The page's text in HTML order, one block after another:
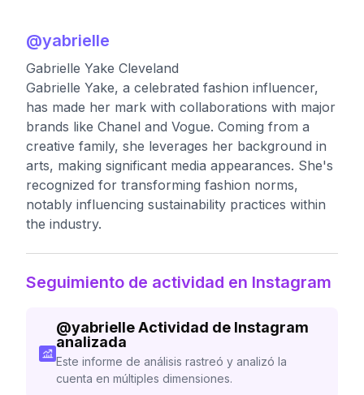
@yabrielle
Gabrielle Yake Cleveland
Gabrielle Yake, a celebrated fashion influencer,
has made her mark with collaborations with major
brands like Chanel and Vogue. Coming from a
creative family, she leverages her background in
arts, making significant media appearances. She's
recognized for transforming fashion norms,
notably influencing sustainability practices within
the industry.
Seguimiento de actividad en Instagram
@yabrielleActividad de Instagram
analizada
Este informe de análisis rastreó y analizó la
cuenta en múltiples dimensiones.